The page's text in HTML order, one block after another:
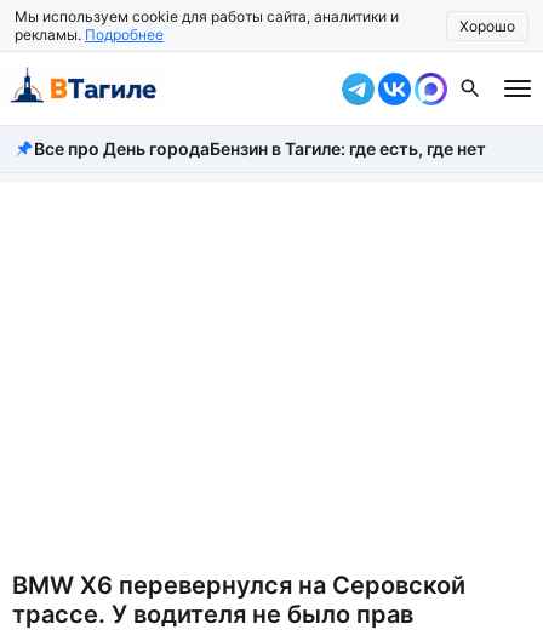
Мы используем cookie для работы сайта, аналитики и
рекламы. Подробнее Хорошо
Все новости
Все про День городаБензин в Тагиле: где есть, где нет
BMW X6 перевернулся на Серовской
трассе. У водителя не было прав